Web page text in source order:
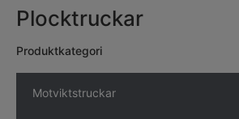
Plocktruckar
Produktkategori
Motviktstruckar